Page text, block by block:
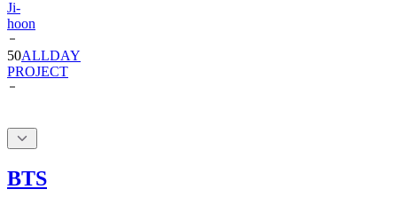
50ALLDAY
PROJECT
BTS